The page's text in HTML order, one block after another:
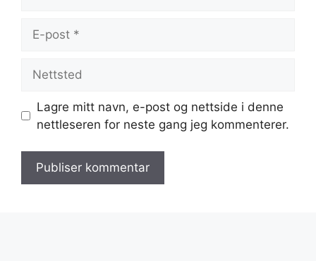
post
Lagre mitt navn, e-post og nettside i denne
nettleseren for neste gang jeg kommenterer.